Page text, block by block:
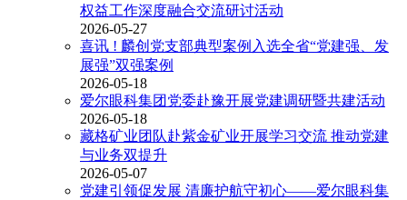
权益工作深度融合交流研讨活动
2026-05-27
喜讯 ! 麟创党支部典型案例入选全省“党建强、发
展强”双强案例
2026-05-18
爱尔眼科集团党委赴豫开展党建调研暨共建活动
2026-05-18
藏格矿业团队赴紫金矿业开展学习交流 推动党建
与业务双提升
2026-05-07
党建引领促发展 清廉护航守初心——爱尔眼科集